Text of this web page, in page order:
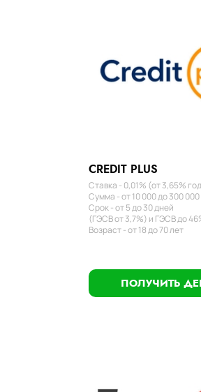
CREDIT PLUS
Ставка - 0,01% (от 3,65%
Сумма - от 10 000 до 300
Срок - от 5 до 30 дней
(ГЭСВ от 3,7%) и ГЭСВ до
Возраст - от 18 до 70 лет
ПОЛУЧИТЬ